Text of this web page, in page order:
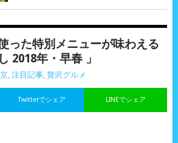
った特別メニューが味わえる
2018年・早春 」
, 注目記事, 贅沢グルメ
LINEでシェア
Twitterでシェア